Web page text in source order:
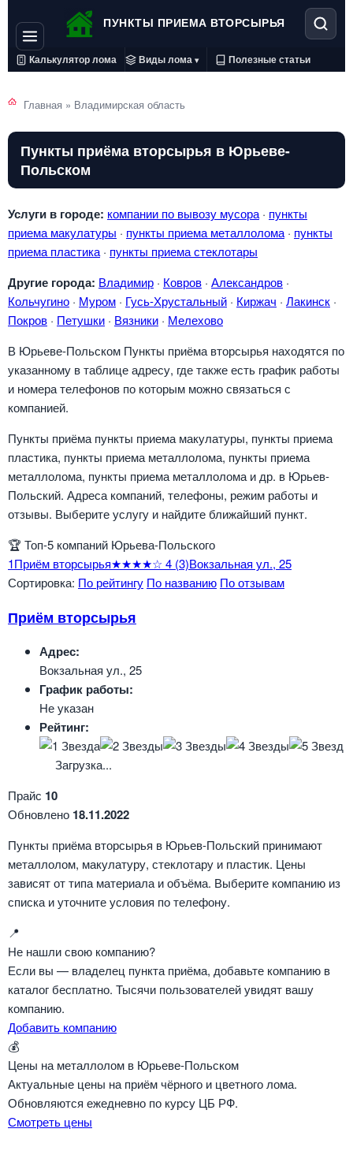
ПУНКТЫ ПРИЕМА ВТОРСЫРЬЯ
Калькулятор лома Виды лома ▾ Полезные статьи
Главная » Владимирская область
Пункты приёма вторсырья в Юрьеве-
Польском
Услуги в городе: компании по вывозу мусора · пункты
приема макулатуры · пункты приема металлолома · пункты
приема пластика · пункты приема стеклотары
Другие города: Владимир · Ковров · Александров ·
Кольчугино · Муром · Гусь-Хрустальный · Киржач · Лакинск ·
Покров · Петушки · Вязники · Мелехово
В Юрьеве-Польском Пункты приёма вторсырья находятся по
указанному в таблице адресу, где также есть график работы
и номера телефонов по которым можно связаться с
компанией.
Пункты приёма пункты приема макулатуры, пункты приема
пластика, пункты приема металлолома, пункты приема
металлолома, пункты приема металлолома и др. в Юрьев-
Польский. Адреса компаний, телефоны, режим работы и
отзывы. Выберите услугу и найдите ближайший пункт.
🏆 Топ-5 компаний Юрьева-Польского
1Приём вторсырья★★★★☆ 4 (3)Вокзальная ул., 25
Сортировка: По рейтингу По названию По отзывам
Приём вторсырья
Адрес:
Вокзальная ул., 25
График работы:
Не указан
Рейтинг:
Загрузка...
Прайс 10
Обновлено 18.11.2022
Пункты приёма вторсырья в Юрьев-Польский принимают
металлолом, макулатуру, стеклотару и пластик. Цены
зависят от типа материала и объёма. Выберите компанию из
списка и уточните условия по телефону.
📍
Не нашли свою компанию?
Если вы — владелец пункта приёма, добавьте компанию в
каталог бесплатно. Тысячи пользователей увидят вашу
компанию.
Добавить компанию
💰
Цены на металлолом в Юрьеве-Польском
Актуальные цены на приём чёрного и цветного лома.
Обновляются ежедневно по курсу ЦБ РФ.
Смотреть цены